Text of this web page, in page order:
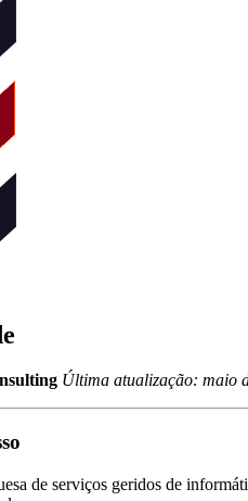
Última atualização: maio
de serviços geridos de